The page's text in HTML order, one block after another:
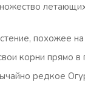
похожее
корни прямо в
редкое